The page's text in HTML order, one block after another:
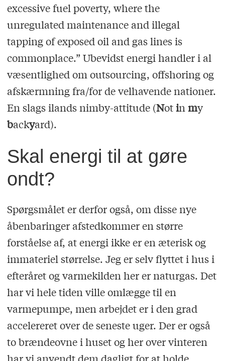
excessive fuel poverty, where the
unregulated maintenance and illegal
tapping of exposed oil and gas lines is
commonplace.” Ubevidst energi handler i al
væsentlighed om outsourcing, offshoring og
afskærmning fra/for de velhavende nationer.
En slags ilands nimby-attitude (Notin my
backyard).
Skal energi til at gøre
ondt?
Spørgsmålet er derfor også, om disse nye
åbenbaringer afstedkommer en større
forståelse af, at energi ikke er en æterisk og
immateriel størrelse. Jeg er selv flyttet i hus i
efteråret og varmekilden her er naturgas. Det
har vi hele tiden ville omlægge til en
varmepumpe, men arbejdet er i den grad
accelereret over de seneste uger. Der er også
to brændeovne i huset og her over vinteren
har vi anvendt dem dagligt for at holde